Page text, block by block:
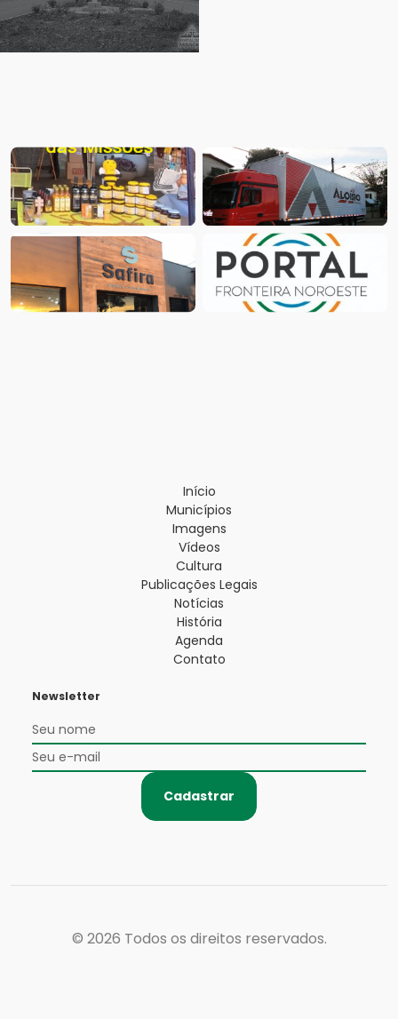
Início
Municípios
Imagens
Vídeos
Cultura
Publicações Legais
Notícias
História
Agenda
Contato
Newsletter
Cadastrar
© 2026 Todos os direitos reservados.